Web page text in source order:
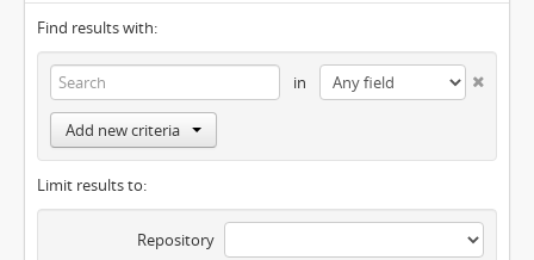
Find results with:
in
Add new criteria
Limit results to:
Repository